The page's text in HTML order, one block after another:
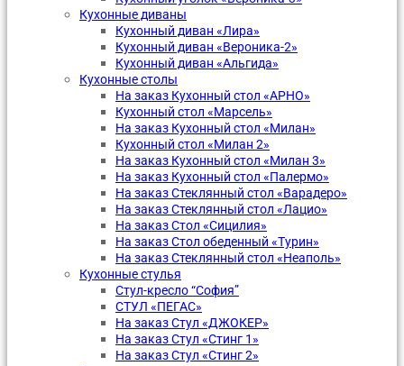
Кухонные диваны
Кухонный диван «Лира»
Кухонный диван «Вероника-2»
Кухонный диван «Альгида»
Кухонные столы
На заказ Кухонный стол «АРНО»
Кухонный стол «Марсель»
На заказ Кухонный стол «Милан»
Кухонный стол «Милан 2»
На заказ Кухонный стол «Милан 3»
На заказ Кухонный стол «Палермо»
На заказ Стеклянный стол «Варадеро»
На заказ Стеклянный стол «Лацио»
На заказ Стол «Сицилия»
На заказ Стол обеденный «Турин»
На заказ Стеклянный стол «Неаполь»
Кухонные стулья
Стул-кресло “София”
CТУЛ «ПЕГАС»
На заказ Стул «ДЖОКЕР»
На заказ Стул «Стинг 1»
На заказ Стул «Стинг 2»